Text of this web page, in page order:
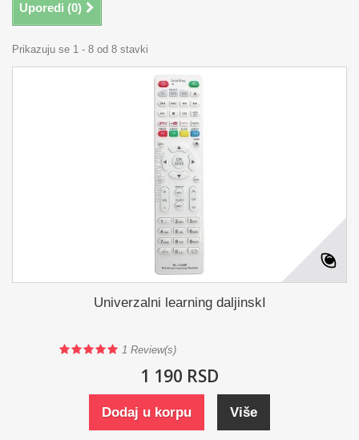
Uporedi (0)
Prikazuju se 1 - 8 od 8 stavki
Univerzalni learning daljinskI
1 Review(s)
1 190 RSD
Dodaj u korpu Više